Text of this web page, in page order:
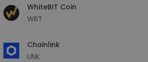
WhiteBIT Coin
WBT
Chainlink
LINK